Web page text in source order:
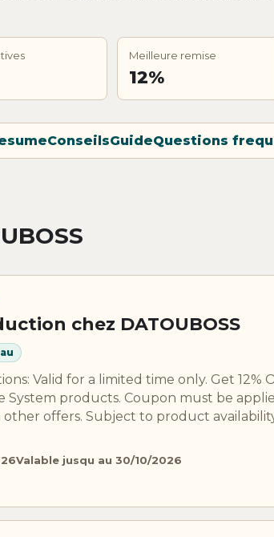
Meilleure remise
12%
ConseilsGuideQuestions
chez DATOUBOSS
Valid for a limited time only. Get 12%
System products. Coupon must be
offers. Subject to product
Valable jusqu au 30/10/2026